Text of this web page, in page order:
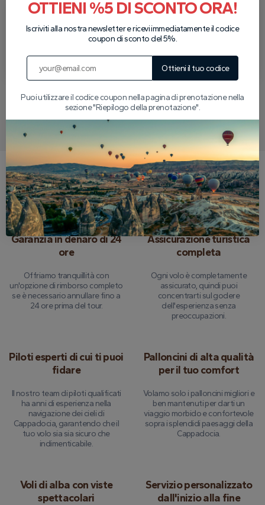
Ti verremo a prendere
Dopo il tour ti
Scrivici su WhatsApp
Perché scegliere noi?
Garanzia in denaro di 24
ore
Offriamo tranquillità con
un'opzione di rimborso completo
se è necessario annullare fino a
24 ore prima del tour.
Assicurazione turistica
completa
Ogni volo è completamente
assicurato, quindi puoi
concentrarti sul godere
dell'esperienza senza
preoccupazioni.
Piloti esperti di cui ti puoi
fidare
Il nostro team di piloti qualificati
ha anni di esperienza nella
navigazione dei cieli di
Cappadocia, garantendo che il
tuo volo sia sia sicuro che
indimenticabile.
Palloncini di alta qualità
per il tuo comfort
Volamo solo i palloncini migliori e
ben mantenuti per darti un
viaggio morbido e confortevole
sopra i splendidi paesaggi della
Cappadocia.
Voli di alba con viste
spettacolari
Servizio personalizzato
dall'inizio alla fine
OTTIENI %5 DI SCONTO ORA!
Iscriviti alla nostra newsletter e ricevi immediatamente il codice
coupon di sconto del 5%.
Ottieni il tuo codice
Puoi utilizzare il codice coupon nella pagina di prenotazione nella
sezione "Riepilogo della prenotazione".